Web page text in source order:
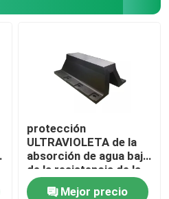
protección
ULTRAVIOLETA de la
absorción de agua baja
de la resistencia de la
defensa de goma del
Mejor precio